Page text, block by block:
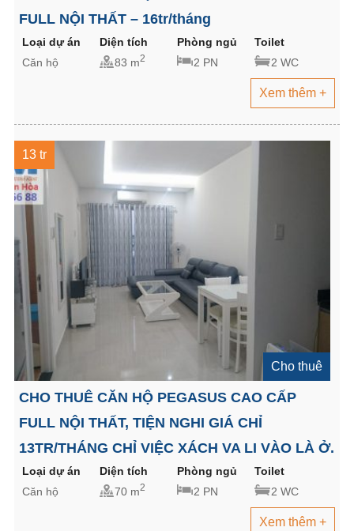
FULL NỘI THẤT – 16tr/tháng
Loại dự án Diện tích Phòng ngủ
Toilet
Căn hộ
83 m2 2 PN 2 WC
Xem thêm +
13 tr
Cho thuê
CHO THUÊ CĂN HỘ PEGASUS CAO CẤP
FULL NỘI THẤT, TIỆN NGHI GIÁ CHỈ
13TR/THÁNG CHỈ VIỆC XÁCH VA LI VÀO LÀ Ở.
Loại dự án Diện tích Phòng ngủ
Toilet
Căn hộ
70 m2 2 PN 2 WC
Xem thêm +